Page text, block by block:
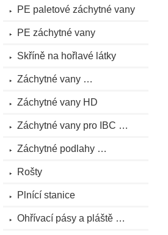
PE paletové záchytné vany
PE záchytné vany
Skříně na hořlavé látky
Záchytné vany …
Záchytné vany HD
Záchytné vany pro IBC …
Záchytné podlahy …
Rošty
Plnící stanice
Ohřívací pásy a pláště …